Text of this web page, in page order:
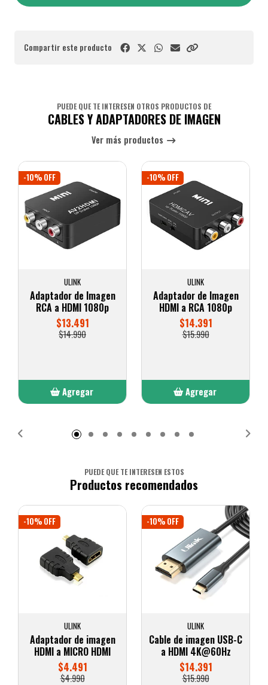
Compartir este producto
PUEDE QUE TE INTERESEN OTROS PRODUCTOS DE
CABLES Y ADAPTADORES DE IMAGEN
Ver más productos
-10% OFF
ULINK
Adaptador de Imagen
RCA a HDMI 1080p
$13.491
$14.990
Agregar
-10% OFF
ULINK
Adaptador de Imagen
HDMI a RCA 1080p
$14.391
$15.990
Agregar
PUEDE QUE TE INTERESEN ESTOS
Productos recomendados
-10% OFF
ULINK
Adaptador de imagen
HDMI a MICRO HDMI
$4.491
$4.990
-10% OFF
ULINK
Cable de imagen USB-C
a HDMI 4K@60Hz
$14.391
$15.990